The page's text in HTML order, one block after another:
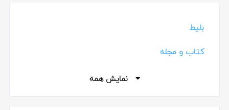
بلیط
کتاب و مجله
دوچرخه/اسکیت/اسکوتر
حیوانات
نمایش همه